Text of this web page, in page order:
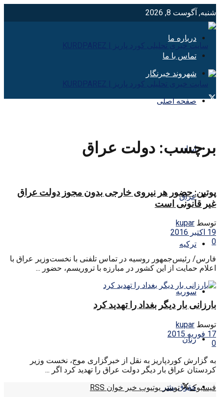
شنبه, آگوست 8, 2026
درباره ما
تماس با ما
شهروند خبرنگار
صفحه اصلی
ایران
عراق
ترکیه
سوریه
زنان
حقوق بشر
برچسب: دولت عراق
پوتین: حضور هر نیروی خارجی بدون مجوز دولت عراق
غیر قانونی است
توسط kupar
19 اکتبر 2016
0
فارس/ رئیس‌جمهور روسیه در تماس تلفنی با نخست‌‌وزیر عراق با
اعلام حمایت از این کشور در مبارزه با تروریسم، حضور ...
بارزانی بار دیگر بغداد را تهدید کرد
توسط kupar
17 فوریه 2015
0
به گزارش کوردپاریز به نقل از خبرگزاری موج، نخست وزیر
کردستان عراق بار دیگر دولت عراق را تهدید کرد اگر ...
فیسبوک
توییتر یوتیوب خبر خوان RSS